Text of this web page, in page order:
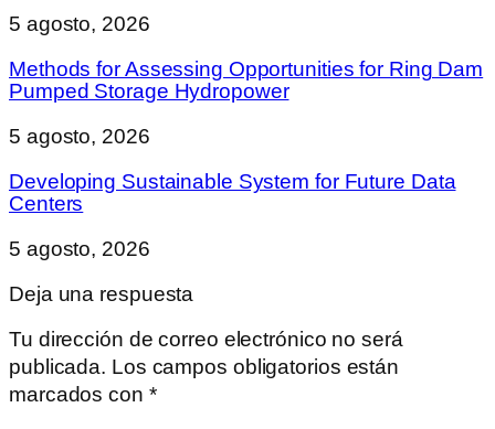
5 agosto, 2026
Methods for Assessing Opportunities for Ring Dam
Pumped Storage Hydropower
5 agosto, 2026
Developing Sustainable System for Future Data
Centers
5 agosto, 2026
Deja una respuesta
Tu dirección de correo electrónico no será
publicada. Los campos obligatorios están
marcados con *